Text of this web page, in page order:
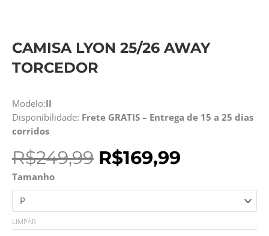
CAMISA LYON 25/26 AWAY
TORCEDOR
Modelo:II
Disponibilidade: Frete GRATIS – Entrega de 15 a 25 dias
corridos
R$249,99 O
preço
original
R$249,99.
R$169,99
atual
R$169,99.
Tamanho
LIMPAR
Camisa
Lyon
25/26
Away
Torcedor